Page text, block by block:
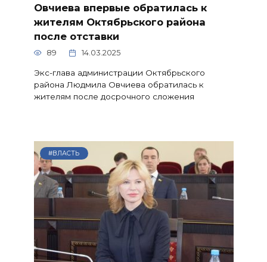
Овчиева впервые обратилась к
жителям Октябрьского района
после отставки
89 14.03.2025
Экс-глава администрации Октябрьского
района Людмила Овчиева обратилась к
жителям после досрочного сложения
#ВЛАСТЬ